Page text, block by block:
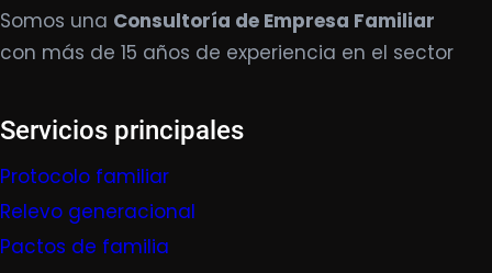
Somos una Consultoría de Empresa Familiar
con más de 15 años de experiencia en el sector
Servicios principales
Protocolo familiar
Relevo generacional
Pactos de familia